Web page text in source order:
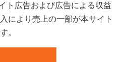
ト広告および広告による収益
により売上の一部が本サイト
。